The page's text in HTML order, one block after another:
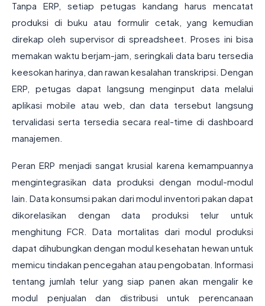
Tanpa ERP, setiap petugas kandang harus mencatat
produksi di buku atau formulir cetak, yang kemudian
direkap oleh supervisor di spreadsheet. Proses ini bisa
memakan waktu berjam-jam, seringkali data baru tersedia
keesokan harinya, dan rawan kesalahan transkripsi. Dengan
ERP, petugas dapat langsung menginput data melalui
aplikasi mobile atau web, dan data tersebut langsung
tervalidasi serta tersedia secara real-time di dashboard
manajemen.
Peran ERP menjadi sangat krusial karena kemampuannya
mengintegrasikan data produksi dengan modul-modul
lain. Data konsumsi pakan dari modul inventori pakan dapat
dikorelasikan dengan data produksi telur untuk
menghitung FCR. Data mortalitas dari modul produksi
dapat dihubungkan dengan modul kesehatan hewan untuk
memicu tindakan pencegahan atau pengobatan. Informasi
tentang jumlah telur yang siap panen akan mengalir ke
modul penjualan dan distribusi untuk perencanaan